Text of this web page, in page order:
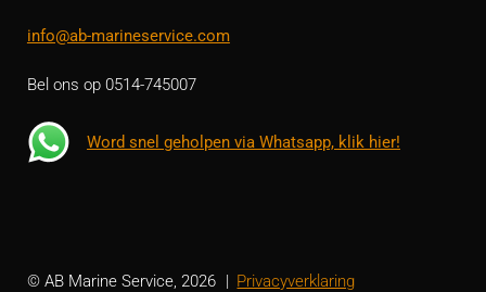
info@ab-marineservice.com
Bel ons op 0514-745007
Word snel geholpen via Whatsapp, klik hier!
© AB Marine Service, 2026 Privacyverklaring